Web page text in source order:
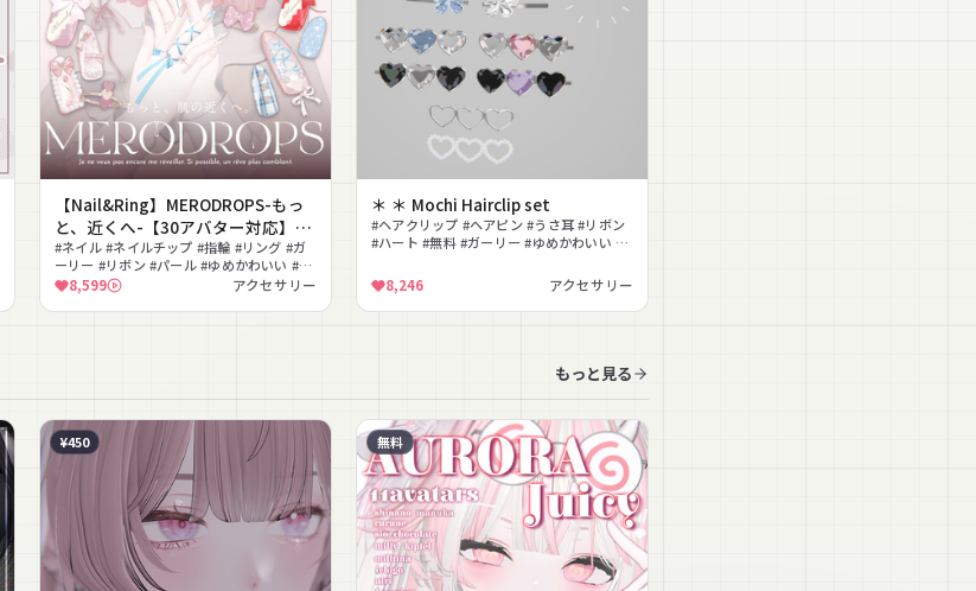
【Nail&Ring】MERODROPS-もっ
と、近くへ-【30アバター対応】
#MEMEROLAND
#ネイル #ネイルチップ #指輪 #リング #ガ
ーリー #リボン #パール #ゆめかわいい #上
品 #フェミニン
8,599 アクセサリー
＊ ＊ Mochi Hairclip set
#ヘアクリップ #ヘアピン #うさ耳 #リボン
#ハート #無料 #ガーリー #ゆめかわいい #
8,246
アクセサリー
もっと見る
¥450 無料